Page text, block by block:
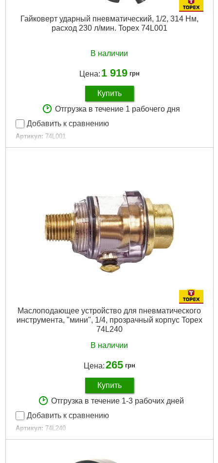
Гайковерт ударный пневматический, 1/2, 314 Нм,
расход 230 л/мин. Topex 74L001
В наличии
Цена: 1 919 грн
Купить
Отгрузка в течение 1 рабочего дня
Добавить к сравнению
Артикул: 74L001
Код товара: 17.28.44
200x200x90 мм
Подробнее...
Маслоподающее устройство для пневматического
инструмента, "мини", 1/4, прозрачный корпус Topex
74L240
В наличии
Цена:265 грн
Купить
Отгрузка в течение 1-3 рабочих дней
Добавить к сравнению
Артикул: 74L240
Код товара: 17.28.53
Диаметр соединительного шланга: